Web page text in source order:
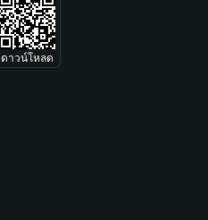
ดาวน์โหลด